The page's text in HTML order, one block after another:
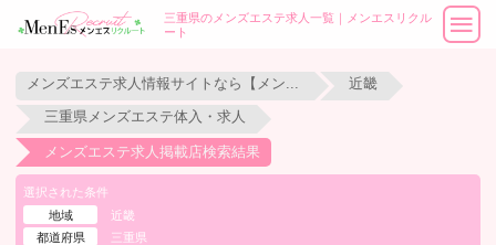
三重県のメンズエステ求人一覧｜メンエスリクル
ート
近畿
三重県メンズエステ体入・求人
メンズエステ求人掲載店検索結果
選択された条件
地域
近畿
都道府県
三重県